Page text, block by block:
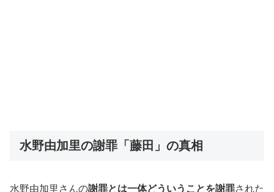
水野由加里の謝罪「藤田」の真相
水野由加里さんの謝罪とは一体どういうことを謝罪された